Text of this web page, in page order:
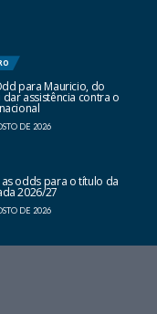
para Mauricio, do
assistência contra o
DE 2026
odds para o título da
2026/27
DE 2026